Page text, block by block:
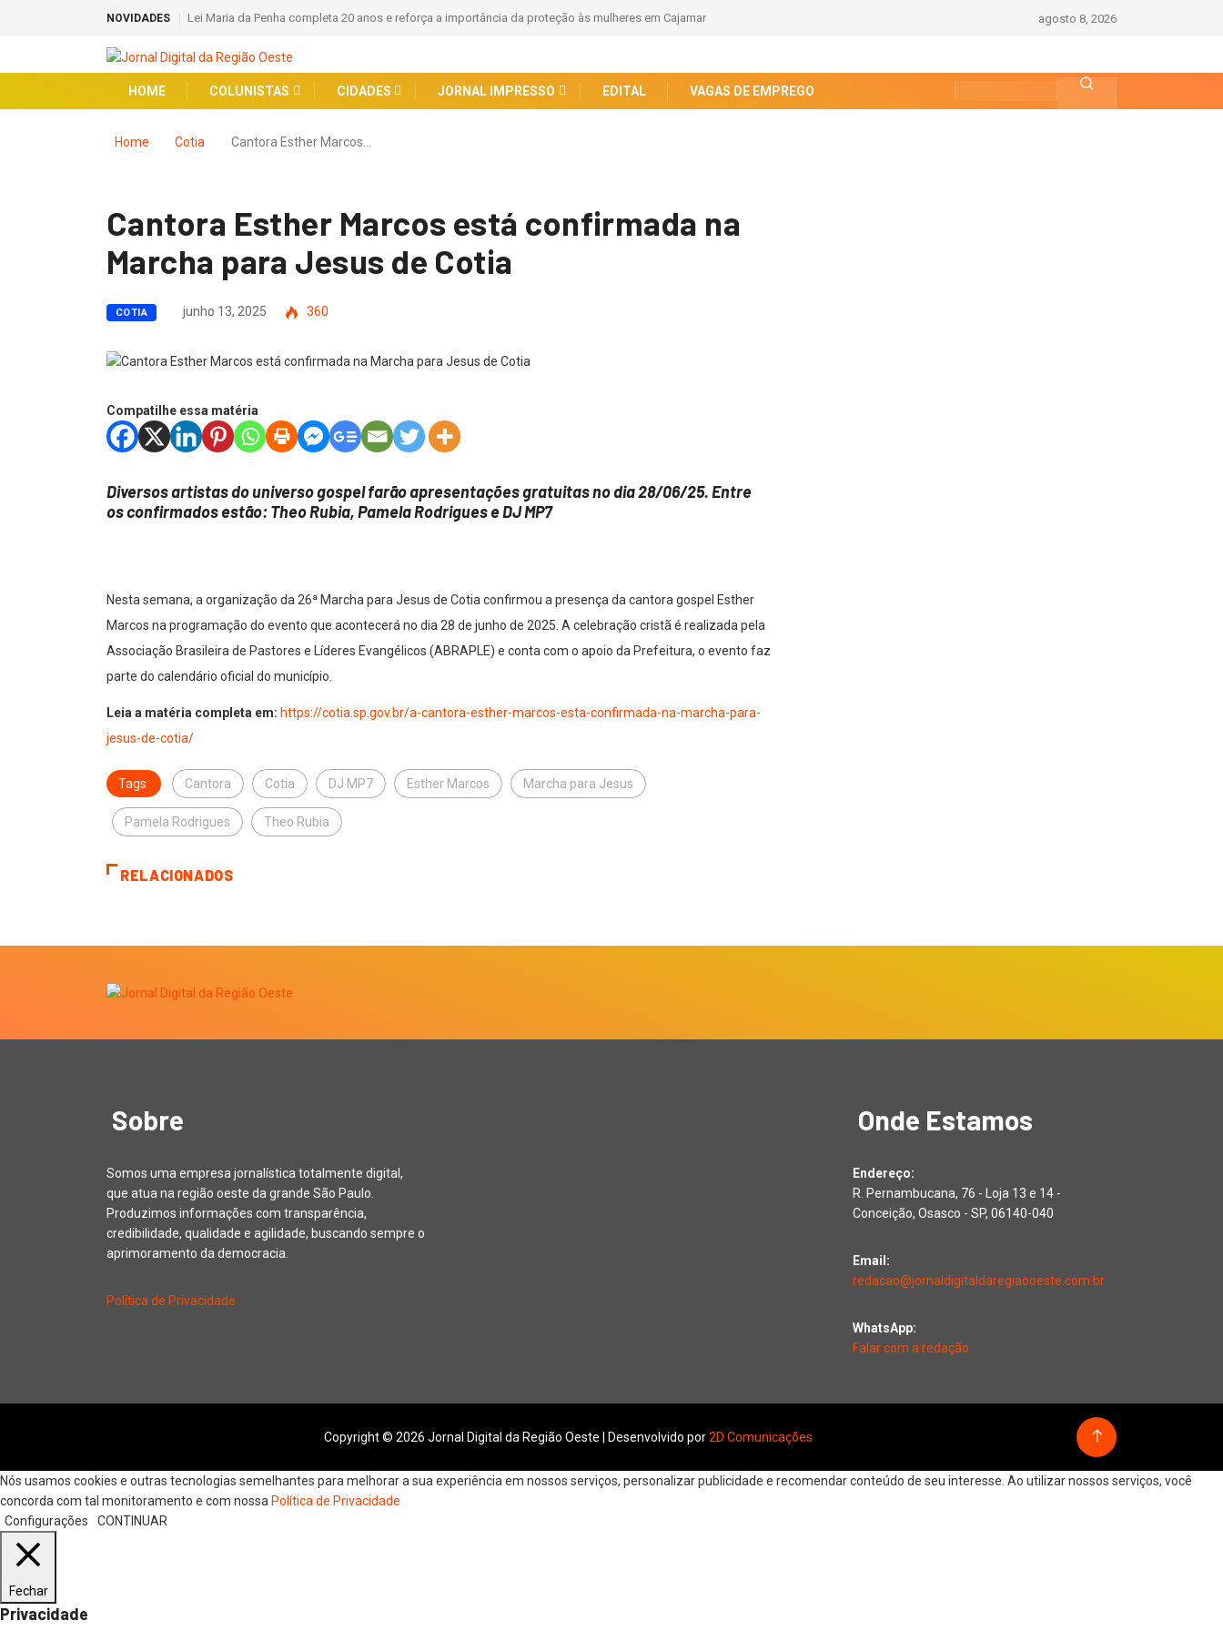
NOVIDADES Lei Maria da Penha completa 20 anos e reforça a importância da proteção às mulheres em Cajamar agosto 8, 2026
HOME COLUNISTAS CIDADES JORNAL IMPRESSO EDITAL VAGAS DE EMPREGO
Home Cotia Cantora Esther Marcos…
Cantora Esther Marcos está confirmada na
Marcha para Jesus de Cotia
COTIA junho 13, 2025 360
Compatilhe essa matéria
Diversos artistas do universo gospel farão apresentações gratuitas no dia 28/06/25. Entre
os confirmados estão: Theo Rubia, Pamela Rodrigues e DJ MP7
Nesta semana, a organização da 26ª Marcha para Jesus de Cotia confirmou a presença da cantora gospel Esther
Marcos na programação do evento que acontecerá no dia 28 de junho de 2025. A celebração cristã é realizada pela
Associação Brasileira de Pastores e Líderes Evangélicos (ABRAPLE) e conta com o apoio da Prefeitura, o evento faz
parte do calendário oficial do município.
Leia a matéria completa em: https://cotia.sp.gov.br/a-cantora-esther-marcos-esta-confirmada-na-marcha-para-
jesus-de-cotia/
Tags: Cantora Cotia DJ MP7 Esther Marcos Marcha para Jesus
Pamela Rodrigues Theo Rubia
RELACIONADOS
Sobre
Somos uma empresa jornalística totalmente digital,
que atua na região oeste da grande São Paulo.
Produzimos informações com transparência,
credibilidade, qualidade e agilidade, buscando sempre o
aprimoramento da democracia.
Política de Privacidade
Onde Estamos
Endereço:
R. Pernambucana, 76 - Loja 13 e 14 -
Conceição, Osasco - SP, 06140-040
Email:
redacao@jornaldigitaldaregiaooeste.com.br
WhatsApp:
Falar com a redação
Copyright © 2026 Jornal Digital da Região Oeste | Desenvolvido por2D Comunicações
Nós usamos cookies e outras tecnologias semelhantes para melhorar a sua experiência em nossos serviços, personalizar publicidade e recomendar conteúdo de seu interesse. Ao utilizar nossos serviços, você
concorda com tal monitoramento e com nossa Política de Privacidade
Configurações
CONTINUAR
Fechar
Privacidade